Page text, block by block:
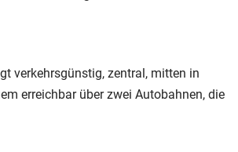
verkehrsgünstig, zentral, mitten in
erreichbar über zwei Autobahnen, die